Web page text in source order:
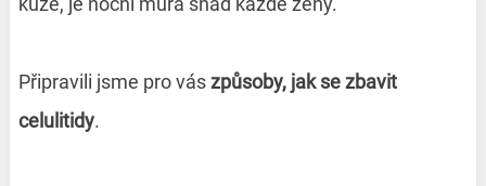
Připravili jsme pro vászpůsoby, jak se zbavit
celulitidy.